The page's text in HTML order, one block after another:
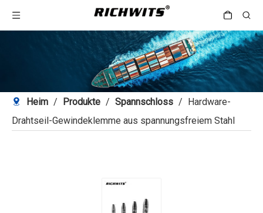
Heim / Produkte / Spannschloss / Hardware-
Drahtseil-Gewindeklemme aus spannungsfreiem Stahl